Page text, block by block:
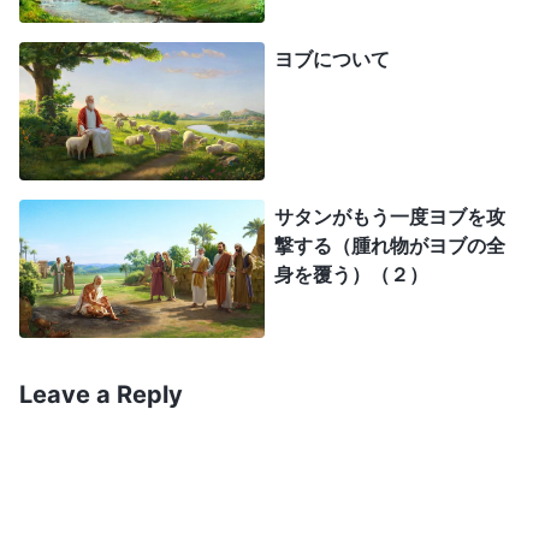
い、サタンを完全に打ち負かし、そうしてサタンが
あなたを見るたびに尻尾を巻いて怯えるようにな
り、あなたへの攻撃と非難を完全に放棄するなら、
そのとき初めてあなたは救われ、自由になるので
す。サタンとの関係を完全に断ち切ろうと決意して
いても、サタンを打ち負かす武器を身につけていな
いのであれば、あなたはまだ危険な状態にありま
す。時間が経ち、サタンにひどく苦しめられ、一握
りの力も自分の中に残っていないのに、それでもま
ら完全に解放されていないのであれば、救われる望
ヨブについて
サタンがもう一度ヨブを攻
撃する（腫れ物がヨブの全
身を覆う）（２）
Leave a Reply